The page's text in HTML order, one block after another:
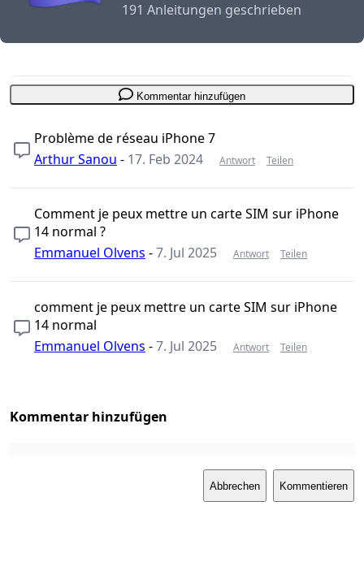
191 Anleitungen geschrieben
Kommentar hinzufügen
Problème de réseau iPhone 7
Arthur Sanou - 17. Feb 2024 Antwort Teilen
Comment je peux mettre un carte SIM sur iPhone
14 normal ?
Emmanuel Olvens -7. Jul 2025 Antwort Teilen
comment je peux mettre un carte SIM sur iPhone
14 normal
Emmanuel Olvens -7. Jul 2025 Antwort Teilen
Kommentar hinzufügen
Abbrechen Kommentieren